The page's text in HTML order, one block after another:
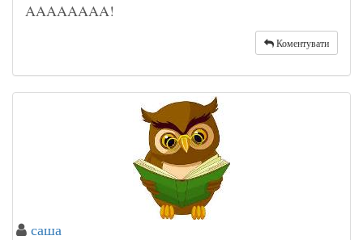
AAAAAAAA!
Коментувати
саша